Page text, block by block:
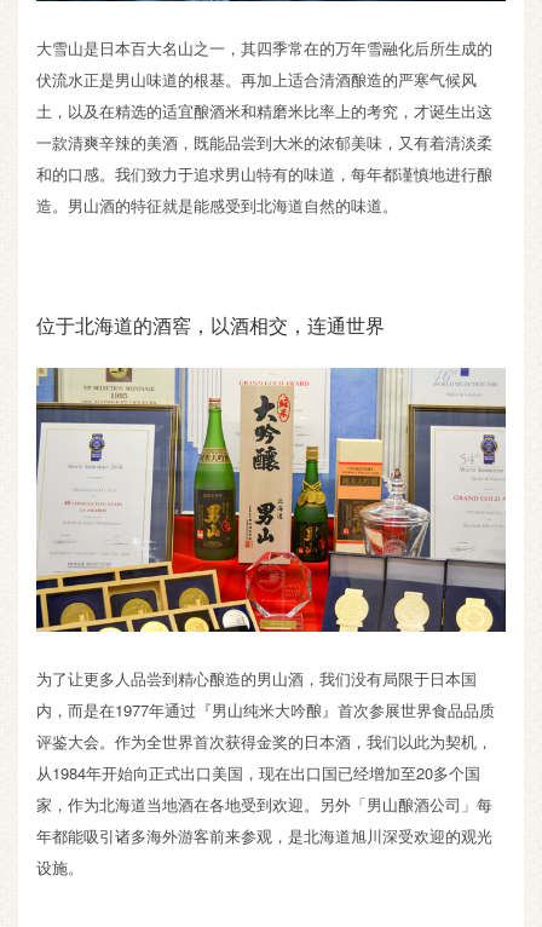
大雪山是日本百大名山之一，其四季常在的万年雪融化后所生成的
伏流水正是男山味道的根基。再加上适合清酒酿造的严寒气候风
土，以及在精选的适宜酿酒米和精磨米比率上的考究，才诞生出这
一款清爽辛辣的美酒，既能品尝到大米的浓郁美味，又有着清淡柔
和的口感。我们致力于追求男山特有的味道，每年都谨慎地进行酿
造。男山酒的特征就是能感受到北海道自然的味道。
位于北海道的酒窖，以酒相交，连通世界
为了让更多人品尝到精心酿造的男山酒，我们没有局限于日本国
内，而是在1977年通过『男山纯米大吟酿』首次参展世界食品品质
评鉴大会。作为全世界首次获得金奖的日本酒，我们以此为契机，
从1984年开始向正式出口美国，现在出口国已经增加至20多个国
家，作为北海道当地酒在各地受到欢迎。另外「男山酿酒公司」每
年都能吸引诸多海外游客前来参观，是北海道旭川深受欢迎的观光
设施。